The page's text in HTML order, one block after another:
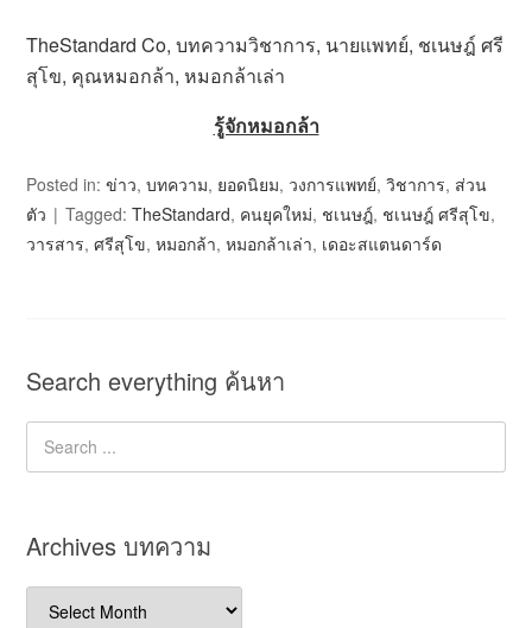
TheStandard Co, บทความวิชาการ, นายแพทย์, ชเนษฎ์ ศรี
สุโข, คุณหมอกล้า, หมอกล้าเล่า
รู้จักหมอกล้า
Posted in:ข่าว,บทความ, ยอดนิยม, วงการแพทย์,วิชาการ, ส่วน
ตัว
Tagged:TheStandard, คนยุคใหม่, ชเนษฎ์, ชเนษฎ์ ศรีสุโข,
วารสาร,ศรีสุโข,หมอกล้า,หมอกล้าเล่า, เดอะสแตนดาร์ด
Search everything ค้นหา
Archives บทความ
Archives